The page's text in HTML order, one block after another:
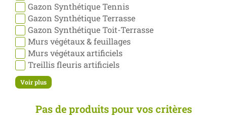
Gazon Synthétique Tennis
Gazon Synthétique Terrasse
Gazon Synthétique Toit-Terrasse
Murs végétaux & feuillages
Murs végétaux artificiels
Treillis fleuris artificiels
Voir plus
Pas de produits pour vos critères